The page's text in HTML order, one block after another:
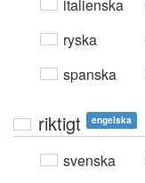
italienska
ryska
spanska
riktigt engelska
svenska